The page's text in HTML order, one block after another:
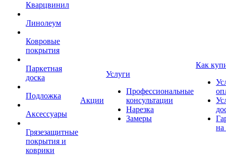
Кварцвинил
Линолеум
Ковровые
покрытия
Паркетная
доска
Подложка
Аксессуары
Грязезащитные
покрытия и
коврики
Акции
Услуги
Профессиональные
консультации
Нарезка
Замеры
Как
на